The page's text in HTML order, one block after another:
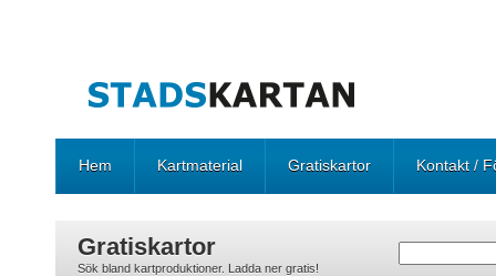
Hem Kartmaterial Gratiskartor Kontakt /
Gratiskartor
Sök bland kartproduktioner. Ladda ner gratis!